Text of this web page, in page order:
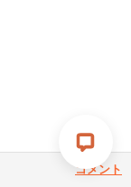
コメント